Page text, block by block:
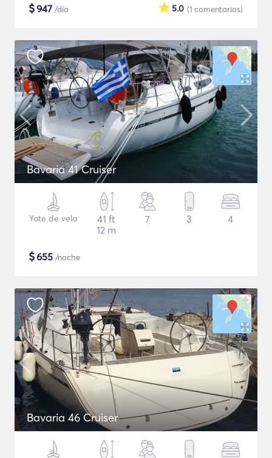
$947 /día (1 comentarios)
5.0
Bavaria 41 Cruiser
Yate de vela
41 ft
12 m
7 3 4
$655 /noche
Bavaria 46 Cruiser